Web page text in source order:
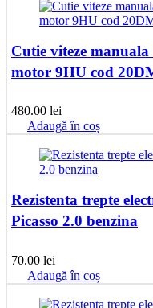
Cutie viteze
motor 9HU cod
480.00 lei
Adaugă în coș
Rezistenta trepte
Picasso 2.0 benzina
70.00 lei
Adaugă în coș